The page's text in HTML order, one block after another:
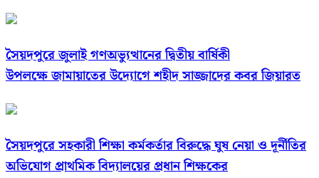
সৈয়দপুরে জুলাই গণঅভ্যুত্থানের দ্বিতীয় বার্ষিকী
উপলক্ষে জামায়াতের উদ্যোগে শহীদ সাজ্জাদের কবর জিয়ারত
সৈয়দপুরে সহকারী শিক্ষা কর্মকর্তার বিরুদ্ধে ঘুষ নেয়া ও দূর্নীতির
অভিযোগ প্রাথমিক বিদ্যালয়ের প্রধান শিক্ষকের